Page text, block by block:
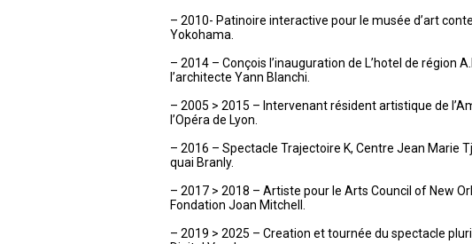
– 2010- Patinoire interactive pour le musée d’art
Yokohama.
– 2014 – Conçois l’inauguration de L’hotel de région
l’architecte Yann Blanchi.
– 2005 > 2015 – Intervenant résident artistique de
l’Opéra de Lyon.
– 2016 – Spectacle Trajectoire K, Centre Jean Marie
quai Branly.
– 2017 > 2018 – Artiste pour le Arts Council of New
Fondation Joan Mitchell.
– 2019 > 2025 – Creation et tournée du spectacle